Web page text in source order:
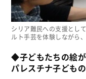
シリア難民への支援とし
ルト手芸を体験しながら
◆子どもたちの絵
パレスチナ子ども